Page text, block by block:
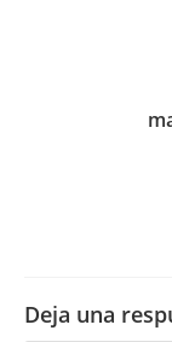
Deja una